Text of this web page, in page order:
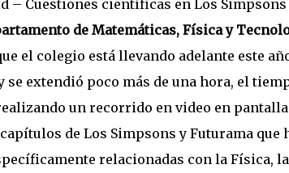
– Cuestiones científicas en Los Simpsons
de Matemáticas, Física y
el colegio está llevando adelante este
se extendió poco más de una hora, el
un recorrido en video en
de Los Simpsons y Futurama que
relacionadas con la Física, la